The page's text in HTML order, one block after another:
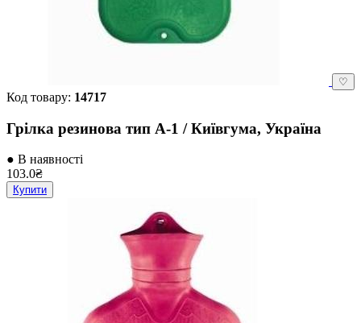
♡
Код товару: 14717
Грілка резинова тип А-1 / Київгума, Україна
● В наявності
103.0₴
Купити